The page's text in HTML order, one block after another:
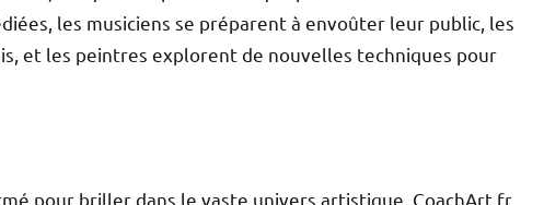
les musiciens se préparent à envoûter leur public, les
et les peintres explorent de nouvelles techniques pour
pour briller dans le vaste univers artistique. CoachArt.fr